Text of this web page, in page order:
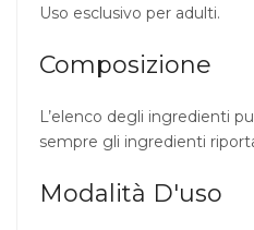
Uso esclusivo per adulti.
Composizione
L’elenco degli ingredienti
sempre gli ingredienti
Modalità D'uso